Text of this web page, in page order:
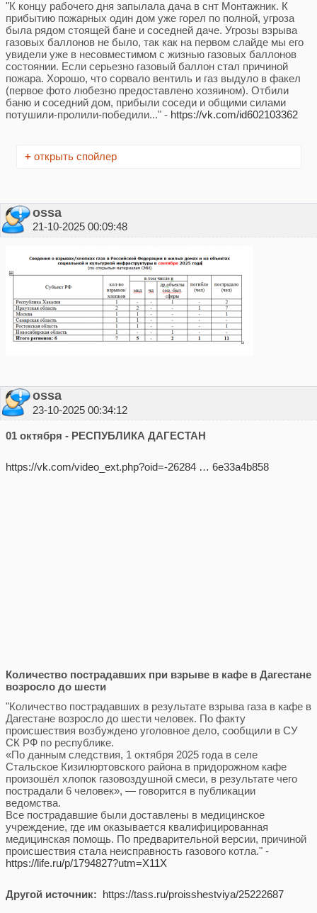
"К концу рабочего дня запылала дача в снт Монтажник. К
прибытию пожарных один дом уже горел по полной, угроза
была рядом стоящей бане и соседней даче. Угрозы взрыва
газовых баллонов не было, так как на первом слайде мы его
увидели уже в несовместимом с жизнью газовых баллонов
состоянии. Если серьезно газовый баллон стал причиной
пожара. Хорошо, что сорвало вентиль и газ выдуло в факел
(первое фото любезно предоставлено хозяином). Отбили
баню и соседний дом, прибыли соседи и общими силами
потушили-пролили-победили..." - https://vk.com/id602103362
+открыть спойлер
ossa
21-10-2025 00:09:48
ossa
23-10-2025 00:34:12
01 октября - РЕСПУБЛИКА ДАГЕСТАН
https://vk.com/video_ext.php?oid=-26284 … 6e33a4b858
Количество пострадавших при взрыве в кафе в Дагестане
возросло до шести
"Количество пострадавших в результате взрыва газа в кафе в
Дагестане возросло до шести человек. По факту
происшествия возбуждено уголовное дело, сообщили в СУ
СК РФ по республике.
«По данным следствия, 1 октября 2025 года в селе
Стальское Кизилюртовского района в придорожном кафе
произошёл хлопок газовоздушной смеси, в результате чего
пострадали 6 человек», — говорится в публикации
ведомства.
Все пострадавшие были доставлены в медицинское
учреждение, где им оказывается квалифицированная
медицинская помощь. По предварительной версии, причиной
происшествия стала неисправность газового котла." -
https://life.ru/p/1794827?utm=X11X
Другой источник: https://tass.ru/proisshestviya/25222687